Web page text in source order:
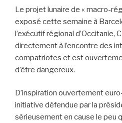
Le projet lunaire de « macro-
exposé cette semaine à
l’exécutif régional d’Occitanie,
directement à l’encontre des
compatriotes et est
d’être dangereux.
D’inspiration ouvertement
initiative défendue par la
sérieusement en cause le peu